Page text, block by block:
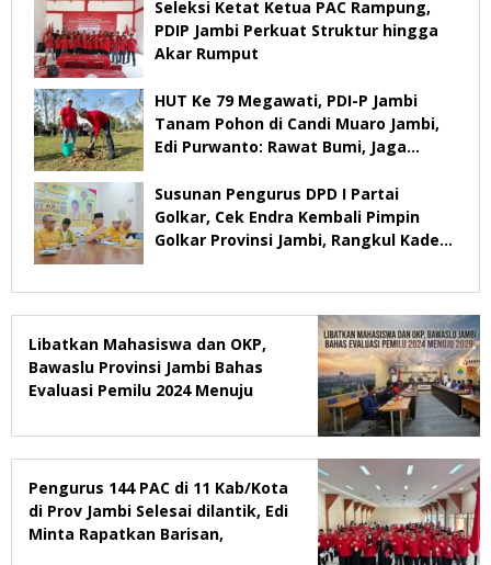
Seleksi Ketat Ketua PAC Rampung,
PDIP Jambi Perkuat Struktur hingga
Akar Rumput
HUT Ke 79 Megawati, PDI-P Jambi
Tanam Pohon di Candi Muaro Jambi,
Edi Purwanto: Rawat Bumi, Jaga
Susunan Pengurus DPD I Partai
Golkar, Cek Endra Kembali Pimpin
Golkar Provinsi Jambi, Rangkul Kader
Libatkan Mahasiswa dan OKP,
Bawaslu Provinsi Jambi Bahas
Evaluasi Pemilu 2024 Menuju
Pengurus 144 PAC di 11 Kab/Kota
di Prov Jambi Selesai dilantik, Edi
Minta Rapatkan Barisan,